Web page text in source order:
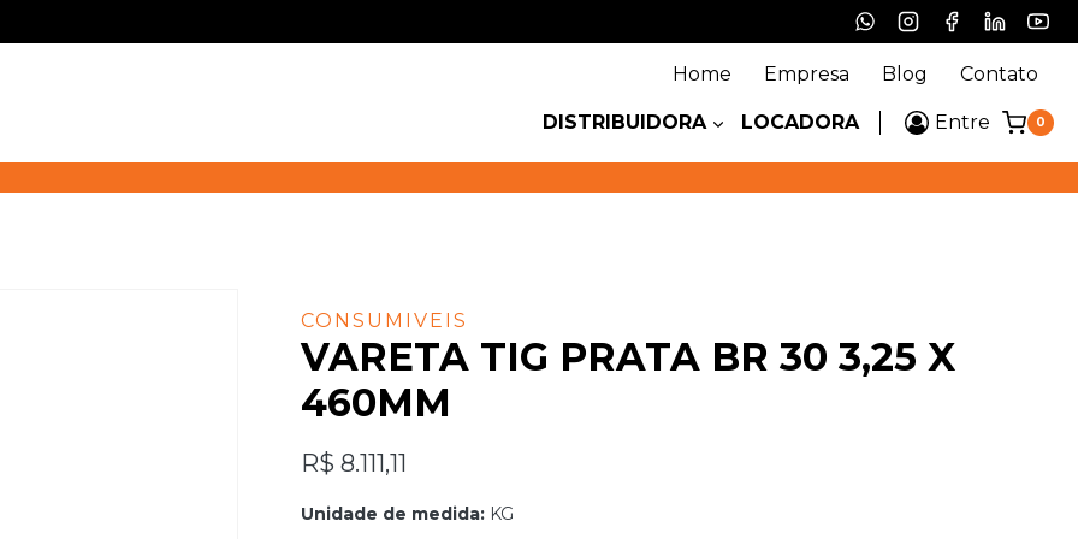
Home Empresa Blog Contato
DISTRIBUIDORA LOCADORA Entre 0
CONSUMIVEIS
VARETA TIG PRATA BR 30 3,25 X
460MM
R$ 8.111,11
Unidade de medida:KG